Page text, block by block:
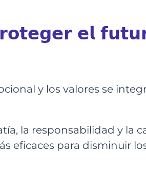
𝗲𝗹
y los valores se
la responsabilidad y la
eficaces para disminuir